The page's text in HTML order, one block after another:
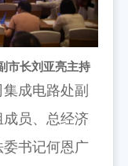
市长刘亚亮主持
成电路处副
员、总经济
书记何恩广